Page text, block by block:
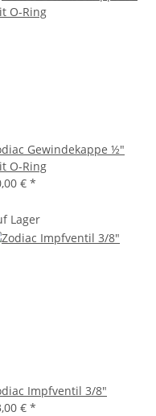
Gewindekappe ½"
O-Ring
€ *
Lager
Impfventil 3/8"
€ *